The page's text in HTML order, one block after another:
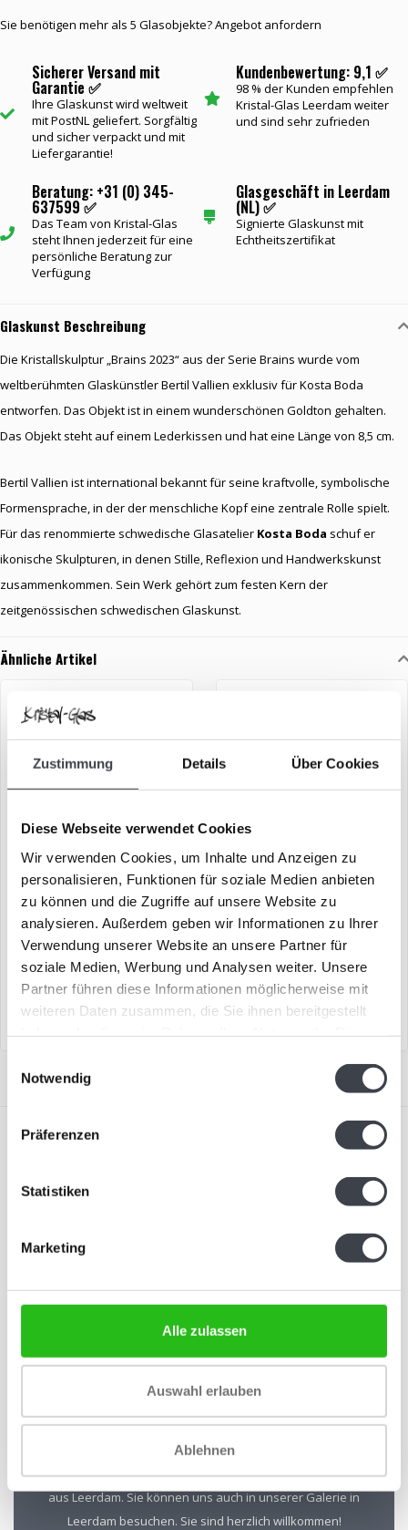
Zustimmung Details Über Cookies
Diese Webseite verwendet Cookies
Wir verwenden Cookies, um Inhalte und Anzeigen zu
personalisieren, Funktionen für soziale Medien anbieten
zu können und die Zugriffe auf unsere Website zu
analysieren. Außerdem geben wir Informationen zu Ihrer
Verwendung unserer Website an unsere Partner für
soziale Medien, Werbung und Analysen weiter. Unsere
Partner führen diese Informationen möglicherweise mit
weiteren Daten zusammen, die Sie ihnen bereitgestellt
Notwendig
Präferenzen
Statistiken
Marketing
Alle zulassen
Auswahl erlauben
Ablehnen
Sie benötigen mehr als 5 Glasobjekte? Angebot anfordern
Sicherer Versand mit
Garantie ✅
Ihre Glaskunst wird weltweit
mit PostNL geliefert. Sorgfältig
und sicher verpackt und mit
Liefergarantie!
Kundenbewertung: 9,1 ✅
98 % der Kunden empfehlen
Kristal-Glas Leerdam weiter
und sind sehr zufrieden
Beratung: +31 (0) 345-
637599 ✅
Das Team von Kristal-Glas
steht Ihnen jederzeit für eine
persönliche Beratung zur
Verfügung
Glasgeschäft in Leerdam
(NL) ✅
Signierte Glaskunst mit
Echtheitszertifikat
Glaskunst Beschreibung
Die Kristallskulptur „Brains 2023“ aus der Serie Brains wurde vom
weltberühmten Glaskünstler Bertil Vallien exklusiv für Kosta Boda
entworfen. Das Objekt ist in einem wunderschönen Goldton gehalten.
Das Objekt steht auf einem Lederkissen und hat eine Länge von 8,5 cm.
Bertil Vallien ist international bekannt für seine kraftvolle, symbolische
Formensprache, in der der menschliche Kopf eine zentrale Rolle spielt.
Für das renommierte schwedische Glasatelier Kosta Boda schuf er
ikonische Skulpturen, in denen Stille, Reflexion und Handwerkskunst
zusammenkommen. Sein Werk gehört zum festen Kern der
zeitgenössischen schwedischen Glaskunst.
Ähnliche Artikel
Kosta Boda „Look In“ Bertil
Vallien
Einzigartige Skulptur,
entworfen von Bertil Vallien.
€495,00
Kosta Boda „Headman“
Schönes Objekt „Headman“
aus reinem Kristall von Bertil
Vallien für Kosta ..
€495,00
Bleiben Sie auf dem Laufenden und erhalten Sie einen
Kristal-Glas Leerdam
Kristal-Glas ist der Online-Shop für Glaskunst und Kristall
aus Leerdam. Sie können uns auch in unserer Galerie in
Leerdam besuchen. Sie sind herzlich willkommen!